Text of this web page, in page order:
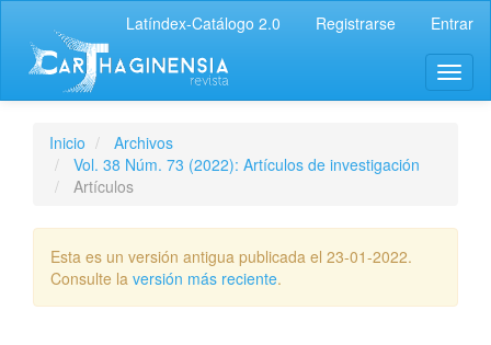
Latíndex-Catálogo 2.0 Registrarse Entrar
Inicio
Archivos
Vol. 38 Núm. 73 (2022): Artículos de investigación
Artículos
Esta es un versión antigua publicada el 23-01-2022.
Consulte la versión más reciente.